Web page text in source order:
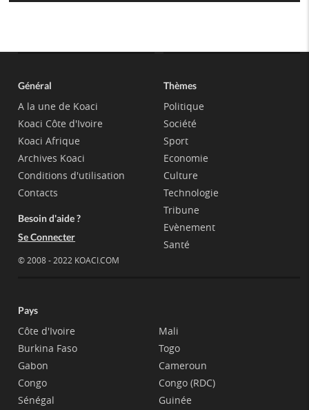
Général
A la une de Koaci
Koaci Côte d'Ivoire
Koaci Afrique
Archives Koaci
Conditions d'utilisation
Contacts
Besoin d'aide ?
Se Connecter
© 2008 - 2022 KOACI.COM
Thèmes
Politique
Société
Sport
Economie
Culture
Technologie
Tribune
Evènement
Santé
Pays
Côte d'Ivoire
Burkina Faso
Gabon
Congo
Sénégal
Mali
Togo
Cameroun
Congo (RDC)
Guinée